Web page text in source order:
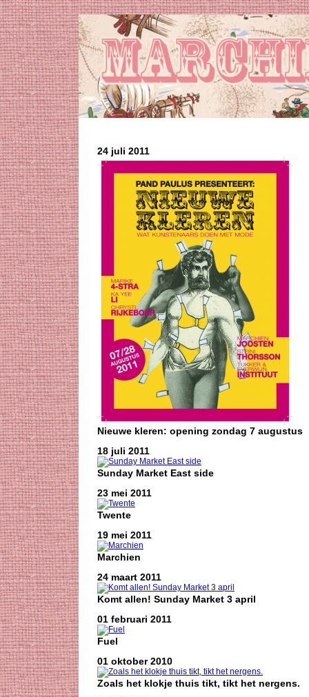
24 juli 2011
Nieuwe kleren: opening zondag 7 augustus
18 juli 2011
Sunday Market East side
23 mei 2011
Twente
19 mei 2011
Marchien
24 maart 2011
Komt allen! Sunday Market 3 april
01 februari 2011
Fuel
01 oktober 2010
Zoals het klokje thuis tikt, tikt het nergens.